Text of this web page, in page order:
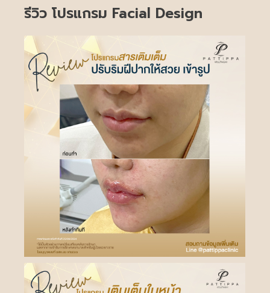
รีวิว โปรแกรม Facial Design